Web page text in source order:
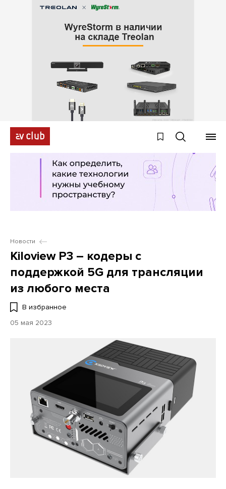
Новости
Kiloview P3 – кодеры с
поддержкой 5G для трансляции
из любого места
В избранное
05 мая 2023